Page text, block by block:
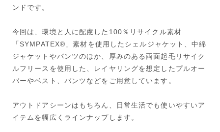
ンドです。
今回は、環境と人に配慮した100％リサイクル素材
「SYMPATEX®」素材を使用したシェルジャケット、中綿
ジャケットやパンツのほか、厚みのある両面起毛リサイク
ルフリースを使用した、レイヤリングを想定したプルオー
バーやベスト、パンツなどをご用意しています。
アウトドアシーンはもちろん、日常生活でも使いやすいア
イテムを幅広くラインナップします。